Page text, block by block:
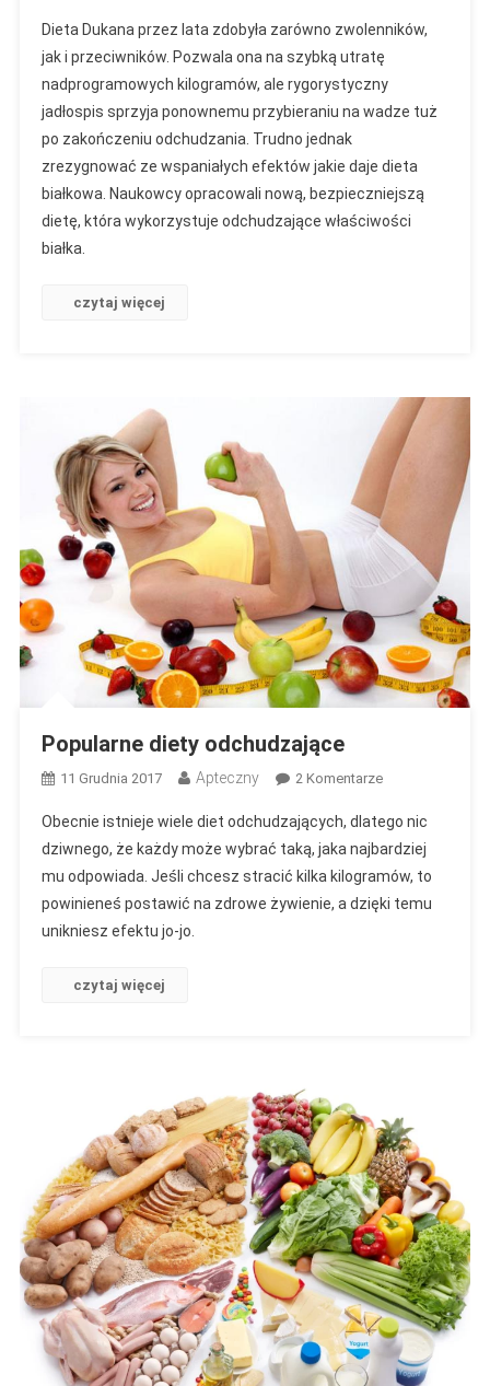
Przed
Wakacjami,
Czyli
Dieta
Dieta Dukana przez lata zdobyła zarówno zwolenników,
jak i przeciwników. Pozwala ona na szybką utratę
nadprogramowych kilogramów, ale rygorystyczny
jadłospis sprzyja ponownemu przybieraniu na wadze tuż
po zakończeniu odchudzania. Trudno jednak
zrezygnować ze wspaniałych efektów jakie daje dieta
białkowa. Naukowcy opracowali nową, bezpieczniejszą
dietę, która wykorzystuje odchudzające właściwości
białka.
czytaj więcej
Popularne diety odchudzające
11 Grudnia 2017 Apteczny 2 KomentarzeDo
Diety
Odchudzające
Obecnie istnieje wiele diet odchudzających, dlatego nic
dziwnego, że każdy może wybrać taką, jaka najbardziej
mu odpowiada. Jeśli chcesz stracić kilka kilogramów, to
powinieneś postawić na zdrowe żywienie, a dzięki temu
unikniesz efektu jo-jo.
czytaj więcej